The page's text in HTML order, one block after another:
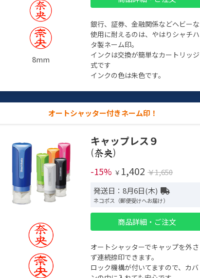
8mm
銀行、証券、金融関係などヘビーな
使用に耐えるのは、やはりシャチハ
タ製ネーム印。
インクは交換が簡単なカートリッジ
式です
インクの色は朱色です。
オートシャッター付きネーム印！
キャップレス９
(
)
-15% ￥ 1,402 ￥1,650
発送日：8月6日(木)
ネコポス（郵便受けへお届け）
商品詳細・ご注文
オートシャッターでキャップを外さ
ず連続捺印できます。
ロック機構が付いてますので、カバ